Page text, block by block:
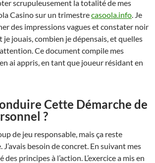
scrupuleusement la totalité de mes
Casino sur un trimestrecasoola.info . Je
des impressions vagues et constater noir
je jouais, combien je dépensais, et quelles
Ce document compile mes
ai appris, en tant que joueur résidant en
Cette Démarche de
?
de jeu responsable, mais ça reste
besoin de concret. En suivant mes
des principes à l’action. L’exercice a mis en